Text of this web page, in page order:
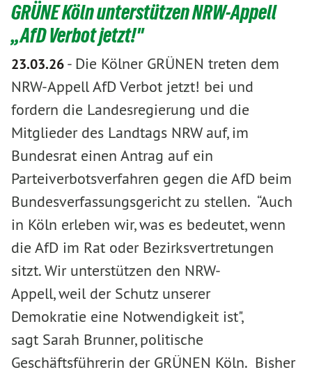
GRÜNE Köln unterstützen NRW-Appell
„AfD Verbot jetzt!"
23.03.26- Die Kölner GRÜNEN treten dem
NRW-Appell AfD Verbot jetzt! bei und
fordern die Landesregierung und die
Mitglieder des Landtags NRW auf, im
Bundesrat einen Antrag auf ein
Parteiverbotsverfahren gegen die AfD beim
Bundesverfassungsgericht zu stellen. “Auch
in Köln erleben wir, was es bedeutet, wenn
die AfD im Rat oder Bezirksvertretungen
sitzt. Wir unterstützen den NRW-
Appell, weil der Schutz unserer
Demokratie eine Notwendigkeit ist",
sagt Sarah Brunner, politische
Geschäftsführerin der GRÜNEN Köln. Bisher